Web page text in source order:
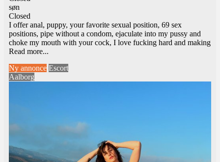
søn
Closed
I offer anal, puppy, your favorite sexual position, 69 sex
positions, pipe without a condom, ejaculate into my pussy and
choke my mouth with your cock, I love fucking hard and making
Read more...
Ny annonce Escort
Aalborg